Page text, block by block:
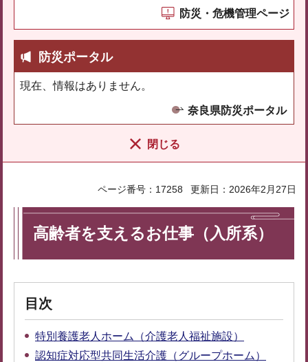
防災・危機管理ページ
防災ポータル
現在、情報はありません。
奈良県防災ポータル
閉じる
ページ番号：17258 更新日：2026年2月27日
高齢者を支えるお仕事（入所系）
目次
特別養護老人ホーム（介護老人福祉施設）
認知症対応型共同生活介護（グループホーム）